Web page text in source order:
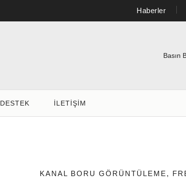
Haberler
Basın
DESTEK İLETİŞİM
KANAL BORU GÖRÜNTÜLEME,